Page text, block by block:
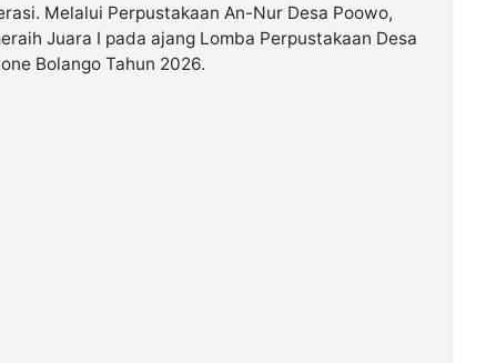
Melalui Perpustakaan An-Nur Desa Poowo,
Juara I pada ajang Lomba Perpustakaan Desa
Bolango Tahun 2026.